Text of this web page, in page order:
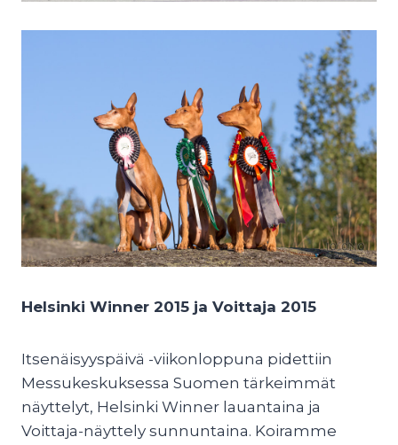
Helsinki Winner 2015 ja Voittaja 2015
Itsenäisyyspäivä -viikonloppuna pidettiin
Messukeskuksessa Suomen tärkeimmät
näyttelyt, Helsinki Winner lauantaina ja
Voittaja-näyttely sunnuntaina. Koiramme